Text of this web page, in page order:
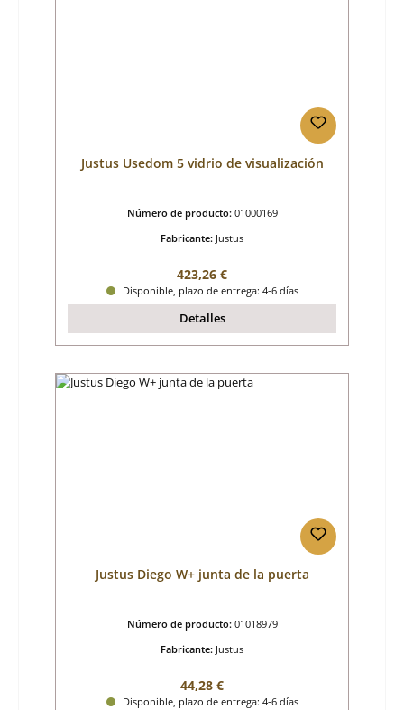
Justus Usedom 5 vidrio de visualización
Número de producto: 01000169
Fabricante: Justus
Precio normal:
423,26 €
Disponible, plazo de entrega: 4-6 días
Detalles
Justus Diego W+ junta de la puerta
Número de producto: 01018979
Fabricante: Justus
Precio normal:
44,28 €
Disponible, plazo de entrega: 4-6 días